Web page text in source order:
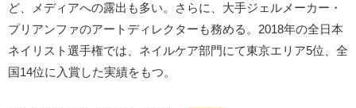
ど、メディアへの露出も多い。さらに、大手ジェルメーカー・
プリアンファのアートディレクターも務める。2018年の全日本
ネイリスト選手権では、ネイルケア部門にて東京エリア5位、全
国14位に入賞した実績をもつ。